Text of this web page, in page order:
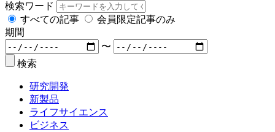
検索ワード
すべての記事
会員限定記事のみ
期間
〜
検索
研究開発
新製品
ライフサイエンス
ビジネス